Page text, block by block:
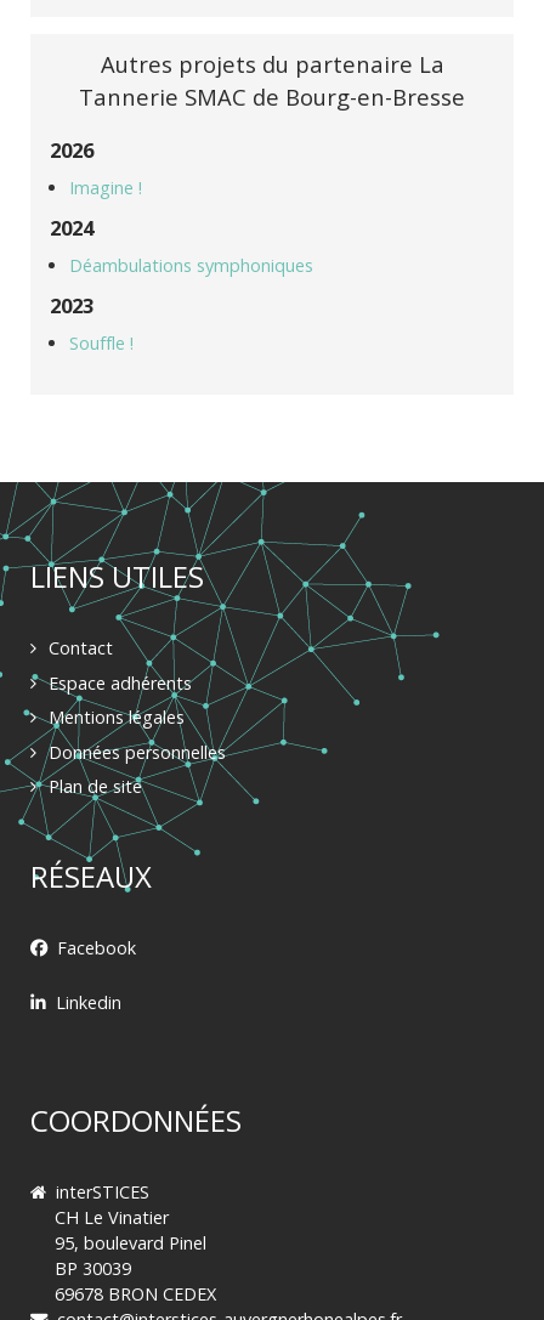
Autres projets du partenaire La
Tannerie SMAC de Bourg-en-Bresse
2026
Imagine !
2024
Déambulations symphoniques
2023
Souffle !
LIENS UTILES
Contact
Espace adhérents
Mentions légales
Données personnelles
Plan de site
RÉSEAUX
Facebook
Linkedin
COORDONNÉES
interSTICES
CH Le Vinatier
95, boulevard Pinel
BP 30039
69678 BRON CEDEX